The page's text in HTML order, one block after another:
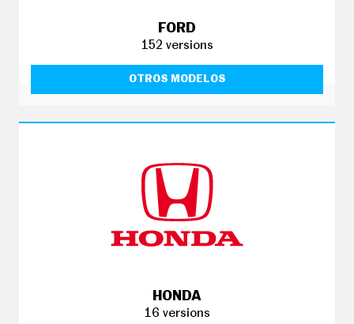
FORD
152 versions
OTROS MODELOS
HONDA
16 versions